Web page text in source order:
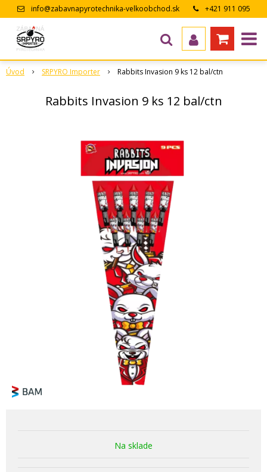
info@zabavnapyrotechnika-velkoobchod.sk
+421 911 095
Úvod SRPYRO Importer Rabbits Invasion 9 ks 12 bal/ctn
Rabbits Invasion 9 ks 12 bal/ctn
Na sklade